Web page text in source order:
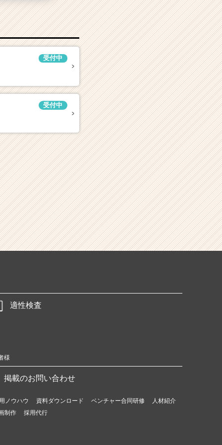
受付中
受付中
適性検査
様
掲載のお問い合わせ
ノウハウ 資料ダウンロード ベンチャー合同研修
人材紹介
制作
採用代行